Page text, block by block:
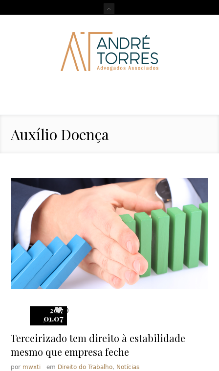
Auxílio Doença
2017
01.07
0
Terceirizado tem direito à estabilidade
mesmo que empresa feche
por mwxti em Direito do Trabalho, Notícias